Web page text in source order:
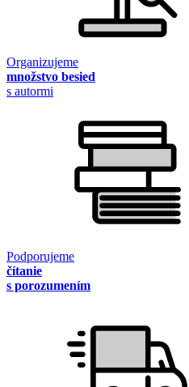
Organizujeme
množstvo besied
s autormi
Podporujeme
čítanie
s porozumením